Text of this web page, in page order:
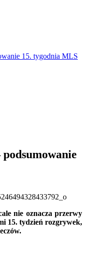
15. tygodnia MLS
nie oznacza przerwy
15. tydzień rozgrywek,